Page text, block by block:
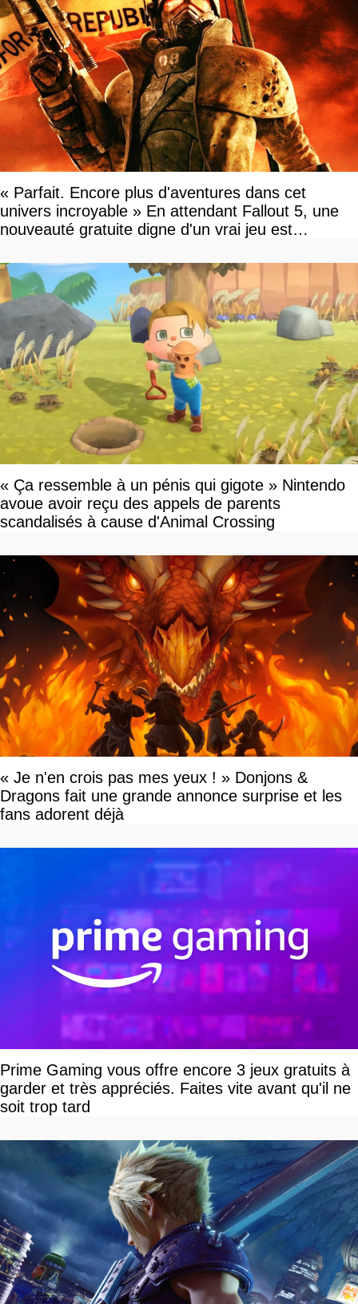
« Parfait. Encore plus d'aventures dans cet
univers incroyable » En attendant Fallout 5, une
nouveauté gratuite digne d'un vrai jeu est
« Ça ressemble à un pénis qui gigote » Nintendo
avoue avoir reçu des appels de parents
scandalisés à cause d'Animal Crossing
« Je n'en crois pas mes yeux ! » Donjons &
Dragons fait une grande annonce surprise et les
fans adorent déjà
Prime Gaming vous offre encore 3 jeux gratuits à
garder et très appréciés. Faites vite avant qu'il ne
soit trop tard